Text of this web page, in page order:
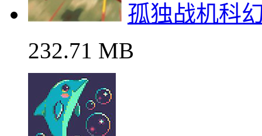
孤独战机科
232.71 MB